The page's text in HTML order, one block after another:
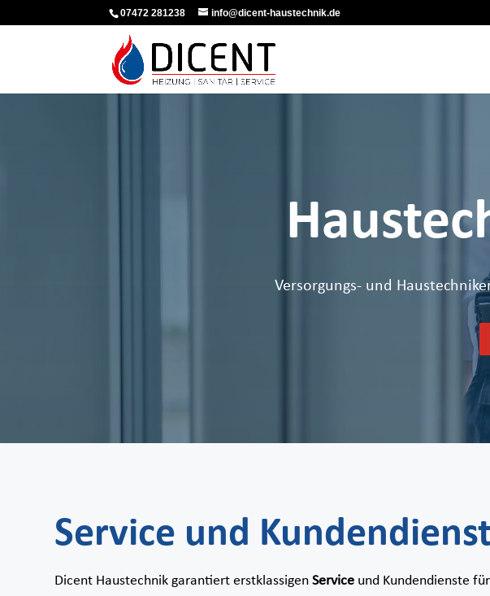
07472 281238 info@dicent-haustechnik.de
Versorgungs- und
Service und Kundendienst
Dicent Haustechnik garantiert erstklassigenService und Kundendienste